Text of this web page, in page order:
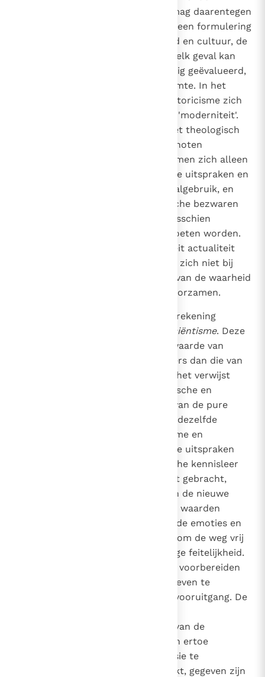
betekenis voor het heden. Men mag daarentegen
niet vergeten dat, zelfs wanneer een formulering
in zekere zin gebonden is aan tijd en cultuur, de
waarheid of de valsheid ervan in elk geval kan
worden vastgesteld en als zodanig geëvalueerd,
ondanks de afstand in tijd en ruimte. In het
theologisch denken dient het historicisme zich
meestal aan onder het mom van 'moderniteit'.
Omwille van de terechte zorg, het theologisch
betoog actueel en voor de tijdgenoten
verstaanbaar te maken, bedient men zich alleen
van de meest recente filosofische uitspraken en
het meest recente filosofisch taalgebruik, en
gaat daarbij voorbij aan de kritische bezwaren
die in het licht van de traditie misschien
daartegen ingebracht zouden moeten worden.
Omdat deze vorm van moderniteit actualiteit
met waarheid verwart, toont het zich niet bij
machte te voldoen aan de eisen van de waarheid
waaraan de theologie moet gehoorzamen.
Een andere bedreiging waarmee rekening
sciëntisme. Deze
wijsgerige opvatting weigert de waarde van
kennisvormen toe te geven, anders dan die van
de positieve wetenschappen; en het verwijst
godsdienstige, theologische, ethische en
esthetische kennis naar het rijk van de pure
fantasie. In het verleden maakte dezelfde
gedachte opgang in het positivisme en
neonpositivisme, die metafysische uitspraken
betekenisloos achtten. De kritische kennisleer
heeft deze opvatting in diskrediet gebracht,
maar nu zien we haar herleven in de nieuwe
vermomming van sciëntisme, dat waarden
afdoet als louter producten van de emoties en
dat kennis van het zijn verwerpt om de weg vrij
te maken voor pure en eenvoudige feitelijkheid.
Zo zou de wetenschap zich erop voorbereiden
alle aspecten van het menselijk leven te
beheersen door technologische vooruitgang. De
wetenschappelijk onderzoek en van de
hedendaagse technologie hebben ertoe
bijgedragen een sciëntistische visie te
propageren die nu grenzeloos lijkt, gegeven zijn